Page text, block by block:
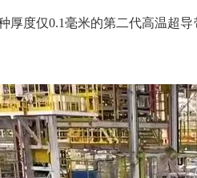
仅0.1毫米的第二代高温超导